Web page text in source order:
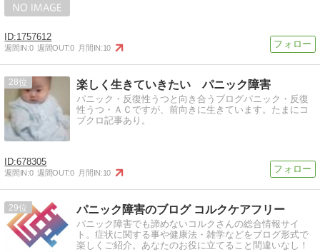
1757612
週間IN:0 週間OUT:0 月間IN:10
28 楽しく生きていきたい パニック障害
パニック・反復性うつと向き合うブログパニック・反復
性うつ・ＡＣですが、前向きに生きています。たまにコ
ブクロ記事あり。
678305
週間IN:0 週間OUT:0 月間IN:10
29 パニック障害のブログ コルクケアフリー
パニック障害でも諦めないコルクさんの総合情報サイ
ト。症状に関する事や健康法・雑学などをブログ形式で
楽しくご紹介。あなたのお役に立てること間違いなし！